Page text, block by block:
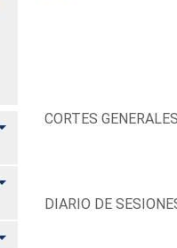
Alternar
Alternar
Alternar
CORTES GENERALES
DIARIO DE